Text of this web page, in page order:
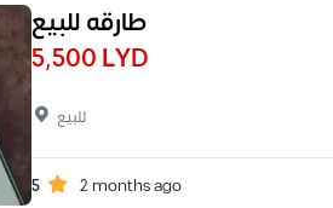
طارقه للبيع
5,500 LYD
للبيع
5 2 months ago